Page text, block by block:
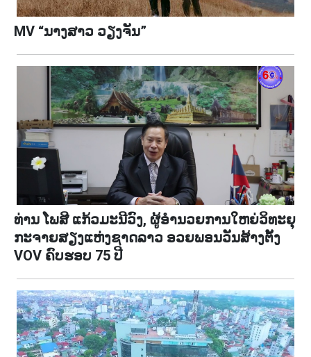
MV “ນາງສາວ ວຽງຈັນ”
ທ່ານ ໂພສີ ແກ້ວມະນີວົງ, ຜູ້ອໍານວຍການໃຫຍ່ວິທະຍຸ
ກະຈາຍສຽງແຫ່ງຊາດລາວ ອວຍ​ພອນວັນ​ສ້າງ​ຕັ້ງ
VOV ຄົບ​ຮອບ 75 ປີ